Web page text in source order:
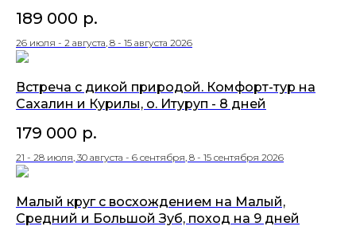
189 000 р.
26 июля - 2 августа, 8 - 15 августа 2026
Встреча с дикой природой. Комфорт-тур на
Сахалин и Курилы, о. Итуруп - 8 дней
179 000 р.
21 - 28 июля, 30 августа - 6 сентября, 8 - 15 сентября 2026
Малый круг с восхождением на Малый,
Средний и Большой Зуб, поход на 9 дней